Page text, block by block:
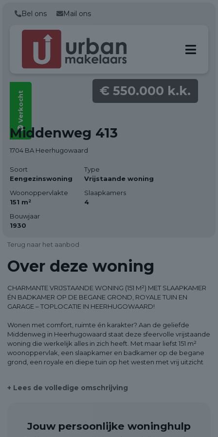
Bel ons Mail ons
Verkocht € 550.000 k.k.
Alle foto's
(46)
Middenweg 413
1704 BA Heerhugowaard
Soort
Eengezinswoning
Type
Vrijstaande woning
Woonoppervlakte
151 m²
Slaapkamers
4
Bouwjaar
1930
Terug naar het aanbod
Over deze woning
CHARMANTE VRIJSTAANDE WONING (151 M²) MET SLAAPKAMER
ÉN BADKAMER OP DE BEGANE GROND, ROYALE TUIN EN
GARAGE – TOPLOCATIE IN HEERHUGOWAARD!
Wonen met comfort, ruimte én karakter? Aan de geliefde
Middenweg in Heerhugowaard staat deze sfeervolle vrijstaande
woning die werkelijk alles in zich heeft. Met maar liefst 151 m²
woonoppervlak, een slaapkamer en badkamer op de begane
grond, een royale en diepe tuin op het westen met vrij uitzicht
compleet beeld of plan direct een bezichtiging met Urban
+ Lees de volledige omschrijving
Jouw persoonlijke woninghulp